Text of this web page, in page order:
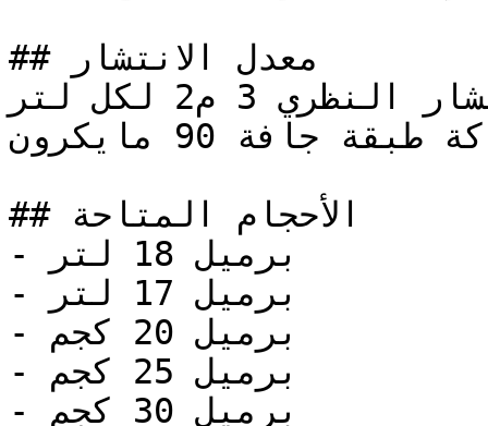
## معدل الانتشار
معدل الانتشار النظري 3 م2 لكل لتر
عند سماكة طبقة جافة 90 مايكرون
## الأحجام المتاحة
- برميل 18 لتر
- برميل 17 لتر
- برميل 20 كجم
- برميل 25 كجم
- برميل 30 كجم